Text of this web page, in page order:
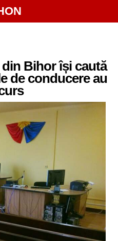
Bihor își caută
de conducere au